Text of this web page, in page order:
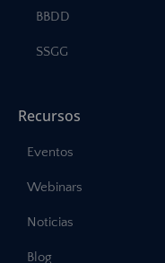
BBDD
SSGG
Recursos
Eventos
Webinars
Noticias
Blog